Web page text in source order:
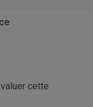
cette